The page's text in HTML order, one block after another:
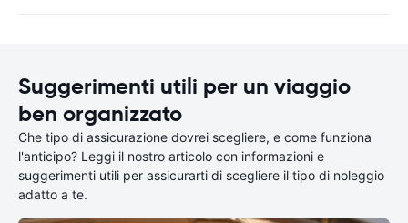
Suggerimenti utili per un viaggio
ben organizzato
Che tipo di assicurazione dovrei scegliere, e come funziona
l'anticipo? Leggi il nostro articolo con informazioni e
suggerimenti utili per assicurarti di scegliere il tipo di noleggio
adatto a te.